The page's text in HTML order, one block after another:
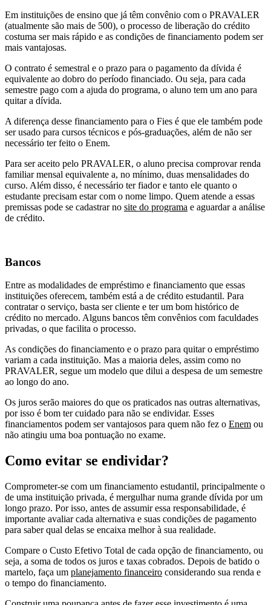
Em instituições de ensino que já têm convênio com o PRAVALER
(atualmente são mais de 500), o processo de liberação do crédito
costuma ser mais rápido e as condições de financiamento podem ser
mais vantajosas.
O contrato é semestral e o prazo para o pagamento da dívida é
equivalente ao dobro do período financiado. Ou seja, para cada
semestre pago com a ajuda do programa, o aluno tem um ano para
quitar a dívida.
A diferença desse financiamento para o Fies é que ele também pode
ser usado para cursos técnicos e pós-graduações, além de não ser
necessário ter feito o Enem.
Para ser aceito pelo PRAVALER, o aluno precisa comprovar renda
familiar mensal equivalente a, no mínimo, duas mensalidades do
curso. Além disso, é necessário ter fiador e tanto ele quanto o
estudante precisam estar com o nome limpo. Quem atende a essas
premissas pode se cadastrar no site do programa e aguardar a análise
de crédito.
Bancos
Entre as modalidades de empréstimo e financiamento que essas
instituições oferecem, também está a de crédito estudantil. Para
contratar o serviço, basta ser cliente e ter um bom histórico de
crédito no mercado. Alguns bancos têm convênios com faculdades
privadas, o que facilita o processo.
As condições do financiamento e o prazo para quitar o empréstimo
variam a cada instituição. Mas a maioria deles, assim como no
PRAVALER, segue um modelo que dilui a despesa de um semestre
ao longo do ano.
Os juros serão maiores do que os praticados nas outras alternativas,
por isso é bom ter cuidado para não se endividar. Esses
financiamentos podem ser vantajosos para quem não fez o Enem ou
não atingiu uma boa pontuação no exame.
Como evitar se endividar?
Comprometer-se com um financiamento estudantil, principalmente o
de uma instituição privada, é mergulhar numa grande dívida por um
longo prazo. Por isso, antes de assumir essa responsabilidade, é
importante avaliar cada alternativa e suas condições de pagamento
para saber qual delas se encaixa melhor à sua realidade.
Compare o Custo Efetivo Total de cada opção de financiamento, ou
seja, a soma de todos os juros e taxas cobrados. Depois de batido o
martelo, faça um planejamento financeiro considerando sua renda e
o tempo do financiamento.